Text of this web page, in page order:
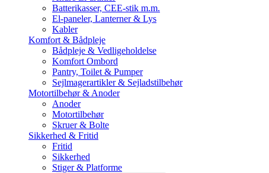
Batterikasser, CEE-stik m.m.
El-paneler, Lanterner & Lys
Kabler
Komfort & Bådpleje
Bådpleje & Vedligeholdelse
Komfort Ombord
Pantry, Toilet & Pumper
Sejlmagerartikler & Sejladstilbehør
Motortilbehør & Anoder
Anoder
Motortilbehør
Skruer & Bolte
Sikkerhed & Fritid
Fritid
Sikkerhed
Stiger & Platforme